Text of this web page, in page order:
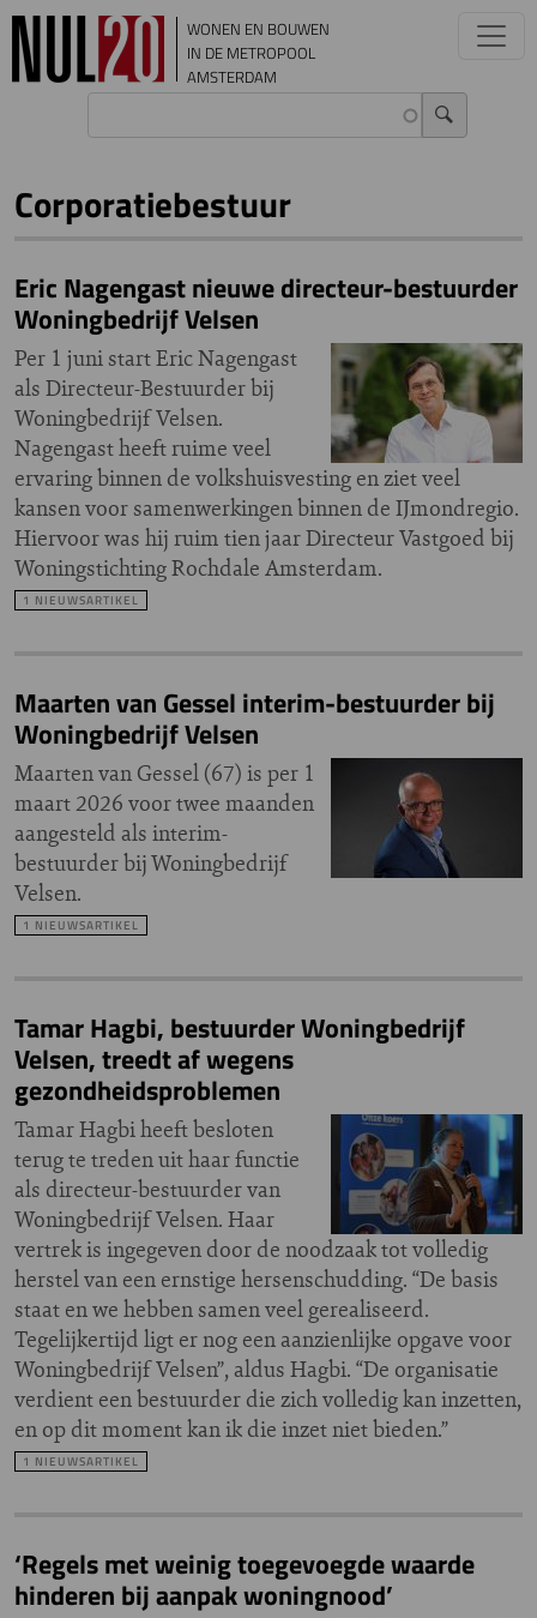
Overslaan en naar de inhoud gaan
WONEN EN BOUWEN
IN DE METROPOOL
AMSTERDAM
Corporatiebestuur
Eric Nagengast nieuwe directeur-bestuurder
Woningbedrijf Velsen
Per 1 juni start Eric Nagengast
als Directeur-Bestuurder bij
Woningbedrijf Velsen.
Nagengast heeft ruime veel
ervaring binnen de volkshuisvesting en ziet veel
kansen voor samenwerkingen binnen de IJmondregio.
Hiervoor was hij ruim tien jaar Directeur Vastgoed bij
Woningstichting Rochdale Amsterdam.
1 NIEUWSARTIKEL
Maarten van Gessel interim-bestuurder bij
Woningbedrijf Velsen
Maarten van Gessel (67) is per 1
maart 2026 voor twee maanden
aangesteld als interim-
bestuurder bij Woningbedrijf
Velsen.
1 NIEUWSARTIKEL
Tamar Hagbi, bestuurder Woningbedrijf
Velsen, treedt af wegens
gezondheidsproblemen
Tamar Hagbi heeft besloten
terug te treden uit haar functie
als directeur-bestuurder van
Woningbedrijf Velsen. Haar
vertrek is ingegeven door de noodzaak tot volledig
herstel van een ernstige hersenschudding. “De basis
staat en we hebben samen veel gerealiseerd.
Tegelijkertijd ligt er nog een aanzienlijke opgave voor
Woningbedrijf Velsen”, aldus Hagbi. “De organisatie
verdient een bestuurder die zich volledig kan inzetten,
en op dit moment kan ik die inzet niet bieden.”
1 NIEUWSARTIKEL
‘Regels met weinig toegevoegde waarde
hinderen bij aanpak woningnood’